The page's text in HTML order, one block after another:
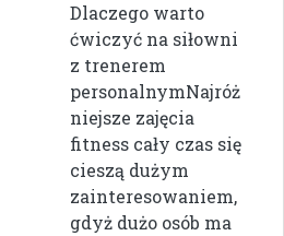
Dlaczego warto
ćwiczyć na siłowni
z trenerem
personalnymNajróż
niejsze zajęcia
fitness cały czas się
cieszą dużym
zainteresowaniem,
gdyż dużo osób ma